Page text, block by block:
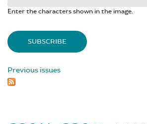
Enter the characters shown in the image.
Previous issues